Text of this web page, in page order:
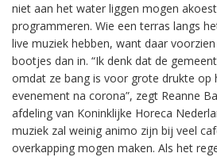
niet aan het water liggen mogen
programmeren. Wie een terras langs
live muziek hebben, want daar
bootjes dan in. “Ik denk dat de
omdat ze bang is voor grote drukte op
evenement na corona”, zegt Reanne
afdeling van Koninklijke Horeca
muziek zal weinig animo zijn bij veel
overkapping mogen maken. Als het